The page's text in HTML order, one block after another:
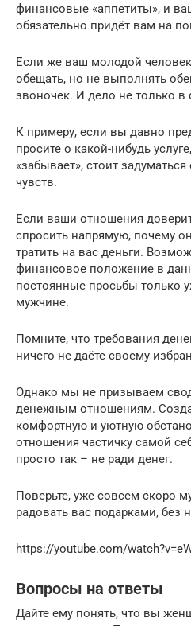
финансовые «аппетиты», и
обязательно придёт вам на
Если же ваш молодой
обещать, но не выполнять
звоночек. И дело не только
К примеру, если вы давно
просите о какой-нибудь
«забывает», стоит
чувств.
Если ваши отношения
спросить напрямую, почему
тратить на вас деньги.
финансовое положение в
постоянные просьбы только
мужчине.
Помните, что требования
ничего не даёте своему
Однако мы не призываем
денежным отношениям.
комфортную и уютную
отношения частичку самой
просто так – не ради денег.
Поверьте, уже совсем скоро
радовать вас подарками, без
https://youtube.com/
Вопросы на ответы
Дайте ему понять, что вы